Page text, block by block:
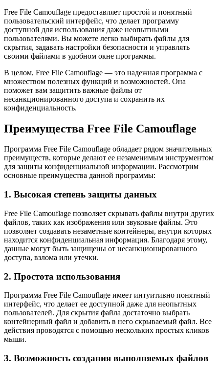
Free File Camouflage предоставляет простой и понятный
пользовательский интерфейс, что делает программу
доступной для использования даже неопытными
пользователями. Вы можете легко выбирать файлы для
скрытия, задавать настройки безопасности и управлять
своими файлами в удобном окне программы.
В целом, Free File Camouflage — это надежная программа с
множеством полезных функций и возможностей. Она
поможет вам защитить важные файлы от
несанкционированного доступа и сохранить их
конфиденциальность.
Преимущества Free File Camouflage
Программа Free File Camouflage обладает рядом значительных
преимуществ, которые делают ее незаменимым инструментом
для защиты конфиденциальной информации. Рассмотрим
основные преимущества данной программы:
1. Высокая степень защиты данных
Free File Camouflage позволяет скрывать файлы внутри других
файлов, таких как изображения или звуковые файлы. Это
позволяет создавать незаметные контейнеры, внутри которых
находится конфиденциальная информация. Благодаря этому,
данные могут быть защищены от несанкционированного
доступа, взлома или утечки.
2. Простота использования
Программа Free File Camouflage имеет интуитивно понятный
интерфейс, что делает ее доступной даже для неопытных
пользователей. Для скрытия файла достаточно выбрать
контейнерный файл и добавить в него скрываемый файл. Все
действия проводятся с помощью нескольких простых кликов
мыши.
3. Возможность создания выполняемых файлов